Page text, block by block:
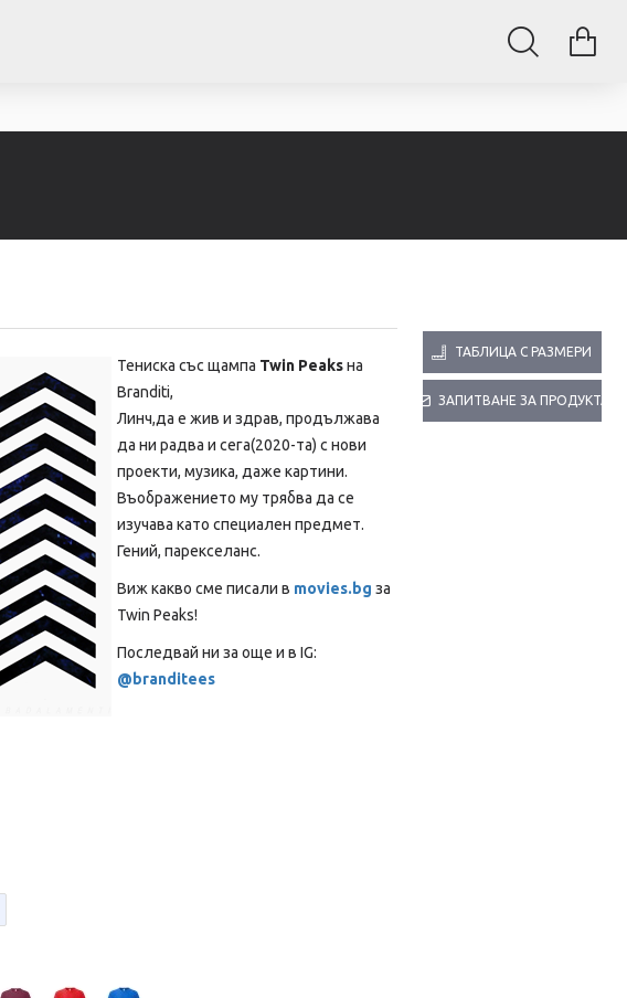
Тениска със щампа Twin Peaksна
Branditi,
Линч,да е жив и здрав, продължава
да ни радва и сега(2020-та) с нови
проекти, музика, даже картини.
Въображението му трябва да се
изучава като специален предмет.
Гений, парекселанс.
Виж какво сме писали в movies.bg за
Twin Peaks!
Последвай ни за още и в IG:
@branditees
ТАБЛИЦА С РАЗМЕРИ
ЗАПИТВАНЕ ЗА ПРОДУКТА